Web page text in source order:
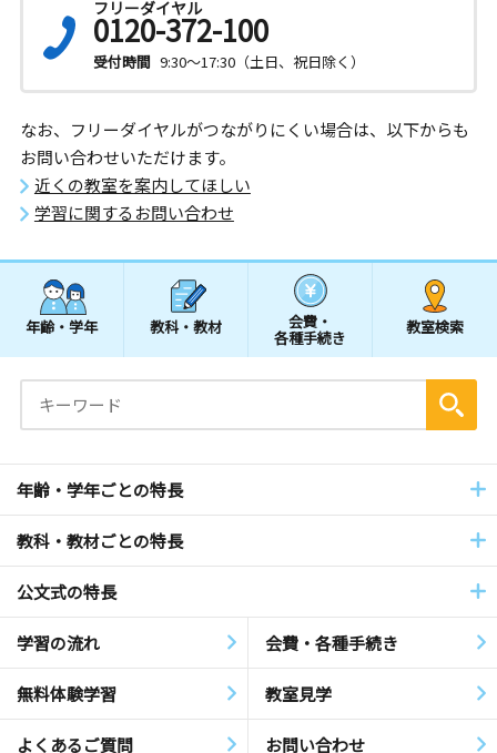
フリーダイヤル
0120-372-100
受付時間 9:30～17:30（土日、祝日除く）
なお、フリーダイヤルがつながりにくい場合は、以下からも
お問い合わせいただけます。
近くの教室を案内してほしい
学習に関するお問い合わせ
年齢・学年 教科・教材 会費・
各種手続き
教室検索
年齢・学年ごとの特長
教科・教材ごとの特長
公文式の特長
学習の流れ 会費・各種手続き
無料体験学習 教室見学
よくあるご質問 お問い合わせ